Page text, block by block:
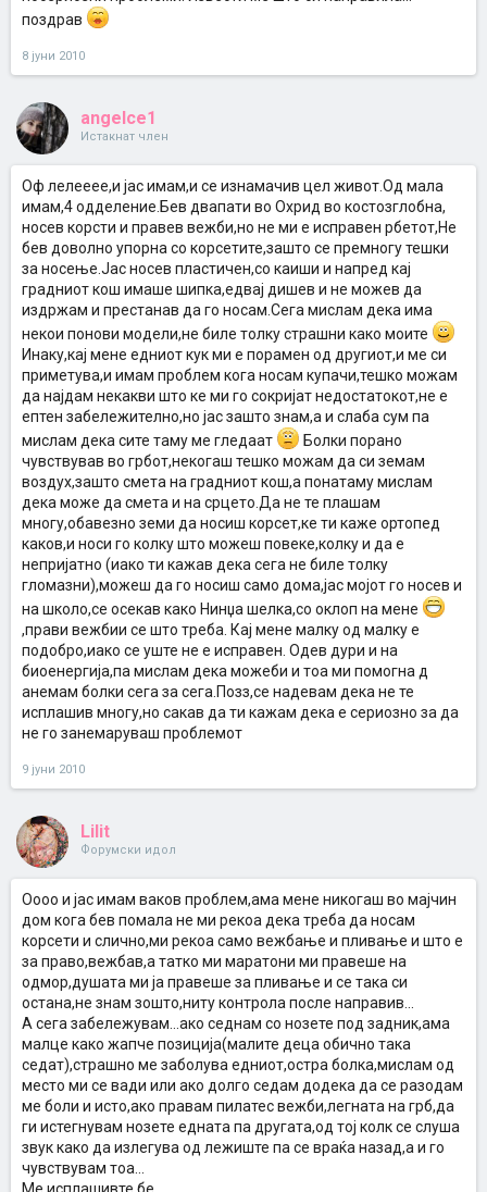
поздрав
8 јуни 2010
angelce1
Истакнат член
Оф лелееее,и јас имам,и се изнамачив цел живот.Од мала
имам,4 одделение.Бев двапати во Охрид во костозглобна,
носев корсти и правев вежби,но не ми е исправен рбетот,Не
бев доволно упорна со корсетите,зашто се премногу тешки
за носење.Јас носев пластичен,со каиши и напред кај
градниот кош имаше шипка,едвај дишев и не можев да
издржам и престанав да го носам.Сега мислам дека има
некои понови модели,не биле толку страшни како моите
Инаку,кај мене едниот кук ми е порамен од другиот,и ме си
приметува,и имам проблем кога носам купачи,тешко можам
да најдам некакви што ке ми го сокријат недостатокот,не е
ептен забележително,но јас зашто знам,а и слаба сум па
мислам дека сите таму ме гледаат
Болки порано
чувствував во грбот,некогаш тешко можам да си земам
воздух,зашто смета на градниот кош,а понатаму мислам
дека може да смета и на срцето.Да не те плашам
многу,обавезно земи да носиш корсет,ке ти каже ортопед
каков,и носи го колку што можеш повеке,колку и да е
непријатно (иако ти кажав дека сега не биле толку
гломазни),можеш да го носиш само дома,јас мојот го носев и
на школо,се осекав како Нинџа шелка,со оклоп на мене
,прави вежбии се што треба. Кај мене малку од малку е
подобро,иако се уште не е исправен. Одев дури и на
биоенергија,па мислам дека можеби и тоа ми помогна д
анемам болки сега за сега.Позз,се надевам дека не те
исплашив многу,но сакав да ти кажам дека е сериозно за да
не го занемаруваш проблемот
9 јуни 2010
Lilit
Форумски идол
Оооо и јас имам ваков проблем,ама мене никогаш во мајчин
дом кога бев помала не ми рекоа дека треба да носам
корсети и слично,ми рекоа само вежбање и пливање и што е
за право,вежбав,а татко ми маратони ми правеше на
одмор,душата ми ја правеше за пливање и се така си
остана,не знам зошто,ниту контрола после направив...
А сега забележувам...ако седнам со нозете под задник,ама
малце како жапче позиција(малите деца обично така
седат),страшно ме заболува едниот,остра болка,мислам од
место ми се вади или ако долго седам додека да се разодам
ме боли и исто,ако правам пилатес вежби,легната на грб,да
ги истегнувам нозете едната па другата,од тој колк се слуша
звук како да излегува од лежиште па се враќа назад,а и го
чувствувам тоа...